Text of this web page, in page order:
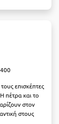
επισκέπτες
πέτρα και το
στον
στους